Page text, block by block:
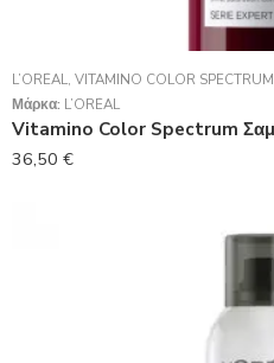
L’ORÉAL, VITAMINO COLOR SPECTRUM
Μάρκα: L’ORÉAL
36,50 €